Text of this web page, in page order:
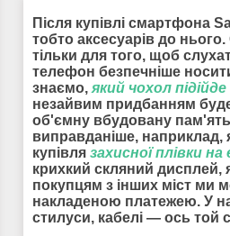
Після купівлі смартфона
тобто аксесуарів до
тільки для того, щоб
телефон безпечніше
знаємо, який чохол
незайвим придбанням
об'ємну вбудовану
виправданіше, наприклад,
купівля захисної плівки на
крихкий скляний дисплей,
покупцям з інших міст ми
накладеною платежею. У
стилуси, кабелі — ось той